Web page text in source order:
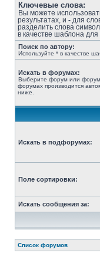
Ключевые слова:
Вы можете
результатах, и - для
разделить слова
в качестве шаблона для
Поиск по автору:
Используйте * в качестве
Искать в форумах:
Выберите форум или
форумах производится
ниже.
Искать в подфорумах:
Поле сортировки:
Искать сообщения за:
Список форумов